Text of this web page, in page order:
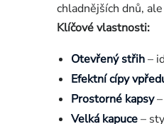
chladnějších dnů,
Klíčové vlastnosti:
Otevřený střih–
Efektní cípy
Prostorné kapsy–
Velká kapuce–